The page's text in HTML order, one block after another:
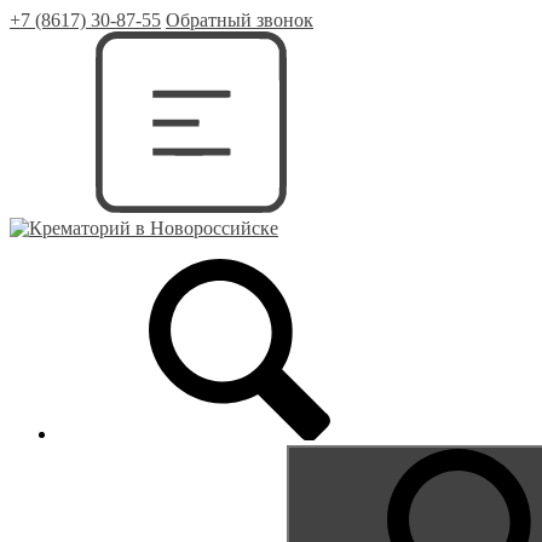
+7 (8617) 30-87-55 Обратный звонок